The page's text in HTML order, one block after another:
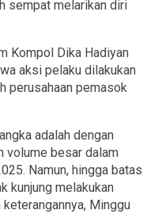
sempat melarikan diri
Kompol Dika Hadiyan
aksi pelaku dilakukan
perusahaan pemasok
adalah dengan
volume besar dalam
Namun, hingga batas
kunjung melakukan
Minggu